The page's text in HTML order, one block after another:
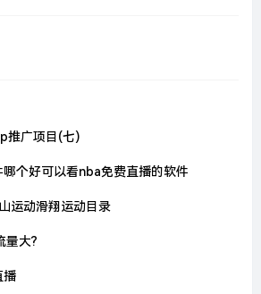
推广项目(七)
个好可以看nba免费直播的软件
运动滑翔运动目录
量大?
播